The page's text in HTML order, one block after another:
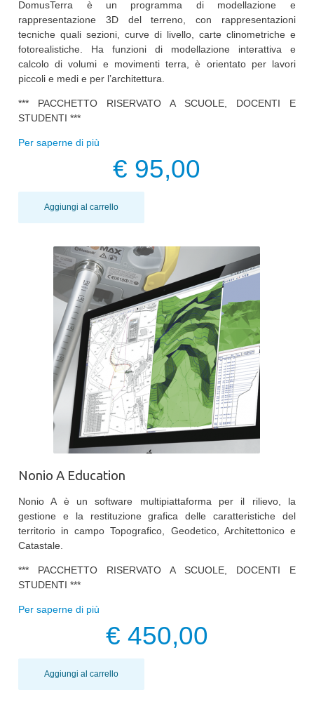
DomusTerra è un programma di modellazione e
rappresentazione 3D del terreno, con rappresentazioni
tecniche quali sezioni, curve di livello, carte clinometriche e
fotorealistiche. Ha funzioni di modellazione interattiva e
calcolo di volumi e movimenti terra, è orientato per lavori
piccoli e medi e per l’architettura.
*** PACCHETTO RISERVATO A SCUOLE, DOCENTI E
STUDENTI ***
Per saperne di più
€ 95,00
Aggiungi al carrello
Nonio A Education
Nonio A è un software multipiattaforma per il rilievo, la
gestione e la restituzione grafica delle caratteristiche del
territorio in campo Topografico, Geodetico, Architettonico e
Catastale.
*** PACCHETTO RISERVATO A SCUOLE, DOCENTI E
STUDENTI ***
Per saperne di più
€ 450,00
Aggiungi al carrello